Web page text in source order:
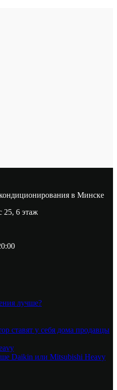
в Минске
25, 6 этаж
лучше?
ставят у себя дома продавцы
Daikin или Mitsubishi Heavy